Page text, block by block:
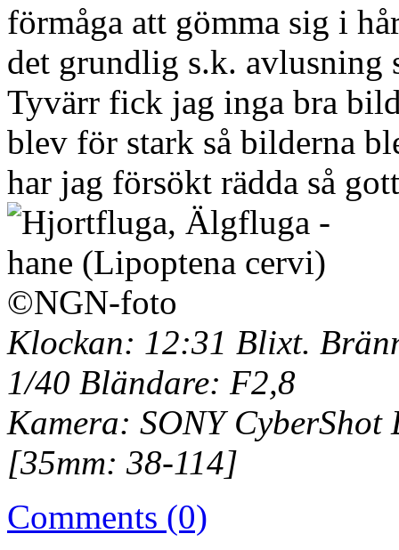
förmåga att gömma sig i
det grundlig s.k. avlusning
Tyvärr fick jag inga bra
blev för stark så bilderna
har jag försökt rädda så
Klockan: 12:31 Blixt.
1/40 Bländare: F2,8
Kamera: SONY
[35mm: 38-114]
Comments (0)